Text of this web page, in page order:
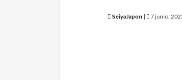
SeiyaJapon | 7 junio,